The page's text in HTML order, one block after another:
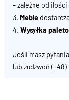
-zależne od
3. Meble
4. Wysyłka
Jeśli masz
lub zadzwoń (+48)